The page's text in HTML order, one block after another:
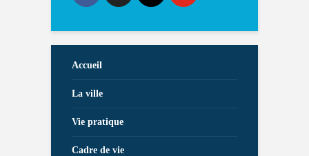
Accueil
La ville
Vie pratique
Cadre de vie